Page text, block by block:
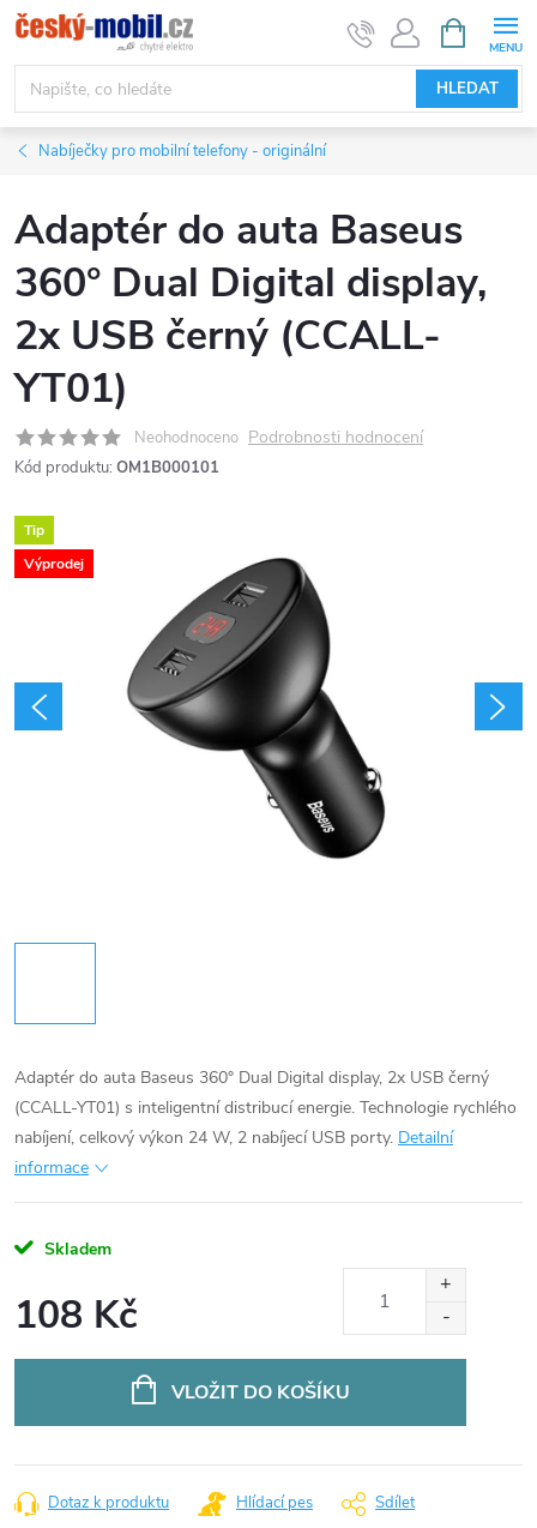
Přejít
na
obsah
HLEDAT
NÁKUPNÍ
KOŠÍK
Nabíječky pro mobilní telefony - originální
Adaptér do auta Baseus
360° Dual Digital display,
2x USB černý (CCALL-
YT01)
Neohodnoceno Podrobnosti hodnocení
Kód produktu: OM1B000101
Tip
Výprodej
Adaptér do auta Baseus 360° Dual Digital display, 2x USB černý
(CCALL-YT01) s inteligentní distribucí energie. Technologie rychlého
nabíjení, celkový výkon 24 W, 2 nabíjecí USB porty. Detailní
informace
Skladem
108 Kč
VLOŽIT DO KOŠÍKU
Dotaz k produktu Hlídací pes Sdílet